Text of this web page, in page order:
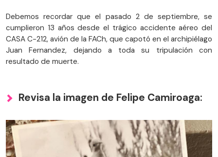
Debemos recordar que el pasado 2 de septiembre, se
cumplieron 13 años desde el trágico accidente aéreo del
CASA C-212, avión de la FACh, que capotó en el archipiélago
Juan Fernandez, dejando a toda su tripulación con
resultado de muerte.
Revisa la imagen de Felipe Camiroaga: